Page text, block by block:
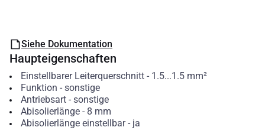
Siehe Dokumentation
Haupteigenschaften
Einstellbarer Leiterquerschnitt- 1.5...1.5 mm²
Funktion - sonstige
Antriebsart- sonstige
Abisolierlänge- 8 mm
Abisolierlänge einstellbar- ja